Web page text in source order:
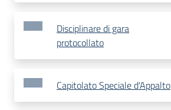
Disciplinare di gara
protocollato
Capitolato Speciale d'Appalto